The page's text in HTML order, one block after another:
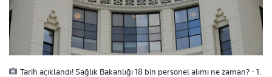
Tarih açıklandı! Sağlık Bakanlığı 18 bin personel alımı ne zaman? - 1.